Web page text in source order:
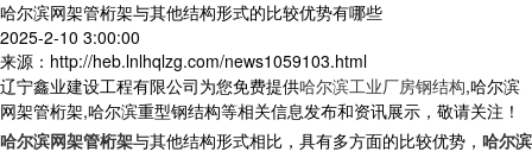
哈尔滨网架管桁架与其他结构形式的比较优势有哪些
2025-2-10 3:00:00
来源：http://heb.lnlhqlzg.com/news1059103.html
辽宁鑫业建设工程有限公司为您免费提供哈尔滨工业厂房钢结构,哈尔滨
网架管桁架,哈尔滨重型钢结构等相关信息发布和资讯展示，敬请关注！
哈尔滨网架管桁架与其他结构形式相比，具有多方面的比较优势， 哈尔滨